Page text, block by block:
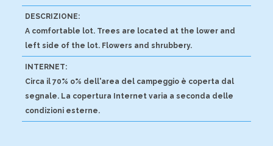
DESCRIZIONE:
A comfortable lot. Trees are located at the lower and
left side of the lot. Flowers and shrubbery.
INTERNET:
Circa il 70% o% dell'area del campeggio è coperta dal
segnale. La copertura Internet varia a seconda delle
condizioni esterne.